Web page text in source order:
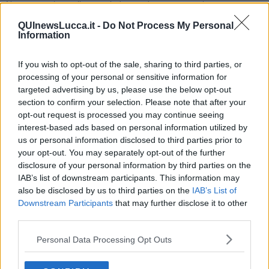
QUInewsLucca.it - Do Not Process My Personal
Information
If you wish to opt-out of the sale, sharing to third parties, or
processing of your personal or sensitive information for
targeted advertising by us, please use the below opt-out
section to confirm your selection. Please note that after your
opt-out request is processed you may continue seeing
interest-based ads based on personal information utilized by
us or personal information disclosed to third parties prior to
your opt-out. You may separately opt-out of the further
disclosure of your personal information by third parties on the
IAB’s list of downstream participants. This information may
also be disclosed by us to third parties on the IAB’s List of
Downstream Participants that may further disclose it to other
Personal Data Processing Opt Outs
Non ci sono limiti alla varietà di ingredienti con i quali poter creare
un gelato salato, basta lasciare libera la fantasia e sbizzarrirsi a
creare originali abbinamenti.
Rubina Rovini
Se vuoi leggere le notizie principali della Toscana iscriviti alla
Newsletter QUInews - ToscanaMedia.Arriva gratis tutti i giorni
alle 20:00 direttamente nella tua casella di posta.
Basta cliccare QUI
Ti potrebbe interessare anche:
Vellutata di cime di rapa al cumino e latte di cocco
Spaghetti con crema di zucca e...